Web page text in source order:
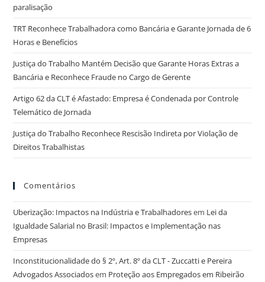
paralisação
TRT Reconhece Trabalhadora como Bancária e Garante Jornada de 6
Horas e Benefícios
Justiça do Trabalho Mantém Decisão que Garante Horas Extras a
Bancária e Reconhece Fraude no Cargo de Gerente
Artigo 62 da CLT é Afastado: Empresa é Condenada por Controle
Telemático de Jornada
Justiça do Trabalho Reconhece Rescisão Indireta por Violação de
Direitos Trabalhistas
Comentários
Uberização: Impactos na Indústria e Trabalhadoresem Lei da
Igualdade Salarial no Brasil: Impactos e Implementação nas
Empresas
Inconstitucionalidade do § 2º, Art. 8º da CLT - Zuccatti e Pereira
Advogados Associadosem Proteção aos Empregados em Ribeirão